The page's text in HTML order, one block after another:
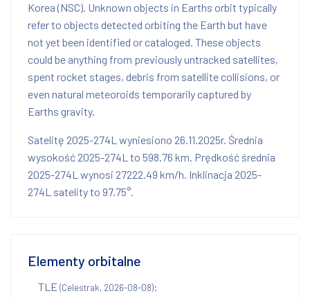
Korea (NSC). Unknown objects in Earths orbit typically
refer to objects detected orbiting the Earth but have
not yet been identified or cataloged. These objects
could be anything from previously untracked satellites,
spent rocket stages, debris from satellite collisions, or
even natural meteoroids temporarily captured by
Earths gravity.
Satelitę 2025-274L wyniesiono 26.11.2025r. Średnia
wysokość 2025-274L to 598.76 km. Prędkość średnia
2025-274L wynosi 27222.49 km/h. Inklinacja 2025-
274L satelity to 97.75°.
Elementy orbitalne
TLE (Celestrak, 2026-08-08):